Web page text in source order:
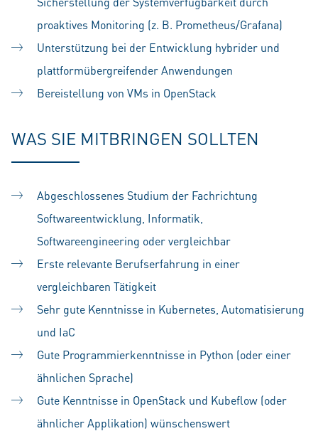
proaktives Monitoring (z. B. Prometheus/Grafana)
Unterstützung bei der Entwicklung hybrider und
plattformübergreifender Anwendungen
Bereistellung von VMs in OpenStack
WAS SIE MITBRINGEN SOLLTEN
Abgeschlossenes Studium der Fachrichtung
Softwareentwicklung, Informatik,
Softwareengineering oder vergleichbar
Erste relevante Berufserfahrung in einer
vergleichbaren Tätigkeit
Sehr gute Kenntnisse in Kubernetes, Automatisierung
und IaC
Gute Programmierkenntnisse in Python (oder einer
ähnlichen Sprache)
Gute Kenntnisse in OpenStack und Kubeflow (oder
ähnlicher Applikation) wünschenswert